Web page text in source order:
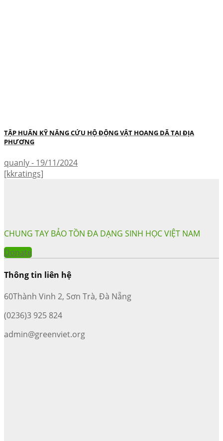
TẬP HUẤN KỸ NĂNG CỨU HỘ ĐỘNG VẬT HOANG DÃ TẠI ĐỊA
PHƯƠNG
quanly - 19/11/2024
[kkratings]
CHUNG TAY BẢO TỒN ĐA DẠNG SINH HỌC VIỆT NAM
Donate
Thông tin liên hệ
60Thành Vinh 2, Sơn Trà, Đà Nẵng
(0236)3 925 824
admin@greenviet.org